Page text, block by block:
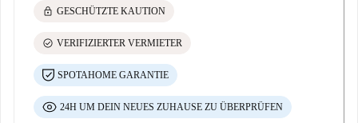
lock GESCHÜTZTE KAUTION
check_circle VERIFIZIERTER VERMIETER
SPOTAHOME GARANTIE
24H UM DEIN NEUES ZUHAUSE ZU ÜBERPRÜFEN